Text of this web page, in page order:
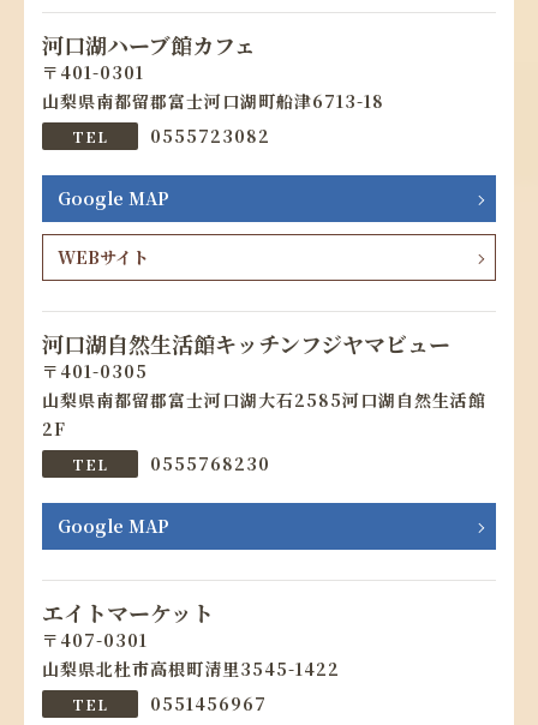
河口湖ハーブ館カフェ
401-0301
山梨県南都留郡富士河口湖町船津6713-18
0555723082
Google MAP
WEBサイト
河口湖自然生活館キッチンフジヤマビュー
401-0305
山梨県南都留郡富士河口湖大石2585河口湖自然生活館
2F
0555768230
Google MAP
エイトマーケット
407-0301
山梨県北杜市高根町清里3545-1422
0551456967